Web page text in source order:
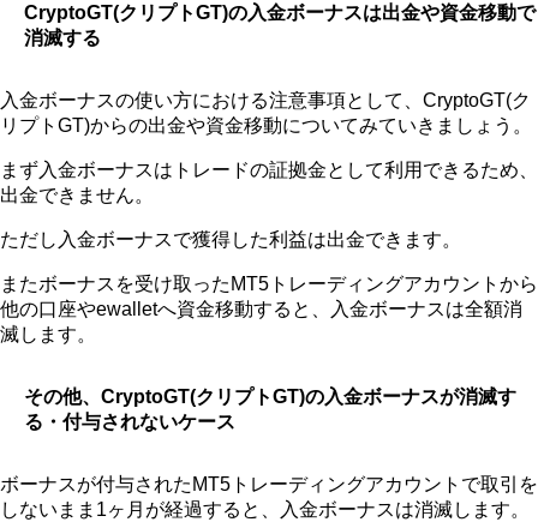
CryptoGT(クリプトGT)の入金ボーナスは出金や資金移動で
消滅する
入金ボーナスの使い方における注意事項として、CryptoGT(ク
リプトGT)からの出金や資金移動についてみていきましょう。
まず入金ボーナスはトレードの証拠金として利用できるため、
出金できません。
ただし入金ボーナスで獲得した利益は出金できます。
またボーナスを受け取ったMT5トレーディングアカウントから
他の口座やewalletへ資金移動すると、入金ボーナスは全額消
滅します。
その他、CryptoGT(クリプトGT)の入金ボーナスが消滅す
る・付与されないケース
ボーナスが付与されたMT5トレーディングアカウントで取引を
しないまま1ヶ月が経過すると、入金ボーナスは消滅します。